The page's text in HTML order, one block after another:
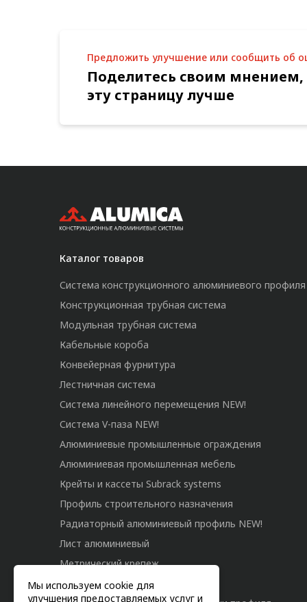
Мы используем cookie для
улучшения предоставляемых услуг и
Предложить улучшение или сообщить об
Поделитесь своим мнением,
эту страницу лучше
Каталог товаров
Система конструкционного алюминиевого профиля
Конструкционная трубная система
Модульная трубная система
Кабельные короба
Конвейерная фурнитура
Лестничная система
Система линейного перемещения NEW!
Система V-паза NEW!
Алюминиевые промышленные ограждения
Алюминиевая промышленная мебель
Крейты и кассеты Subrack systems
Профиль строительного назначения
Радиаторный алюминиевый профиль NEW!
Лист алюминиевый
Метрический крепеж
Конструкции из профиля